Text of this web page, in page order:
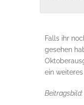
Falls ihr
gesehen
ein
Beitragsbild: